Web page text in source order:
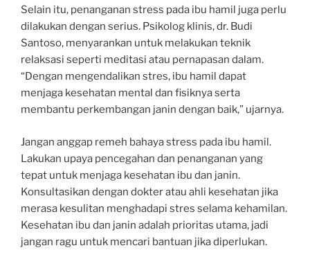
Selain itu, penanganan stress pada ibu hamil juga perlu
dilakukan dengan serius. Psikolog klinis, dr. Budi
Santoso, menyarankan untuk melakukan teknik
relaksasi seperti meditasi atau pernapasan dalam.
“Dengan mengendalikan stres, ibu hamil dapat
menjaga kesehatan mental dan fisiknya serta
membantu perkembangan janin dengan baik,” ujarnya.
Jangan anggap remeh bahaya stress pada ibu hamil.
Lakukan upaya pencegahan dan penanganan yang
tepat untuk menjaga kesehatan ibu dan janin.
Konsultasikan dengan dokter atau ahli kesehatan jika
merasa kesulitan menghadapi stres selama kehamilan.
Kesehatan ibu dan janin adalah prioritas utama, jadi
jangan ragu untuk mencari bantuan jika diperlukan.